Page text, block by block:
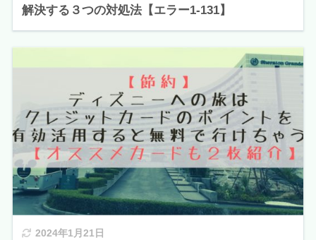
解決する３つの対処法【エラー1-131】
2024年1月21日